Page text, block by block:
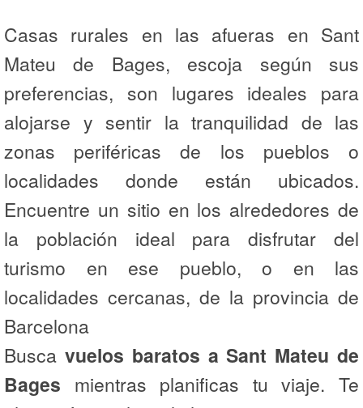
Casas rurales en las afueras en Sant
Mateu de Bages, escoja según sus
preferencias, son lugares ideales para
alojarse y sentir la tranquilidad de las
zonas periféricas de los pueblos o
localidades donde están ubicados.
Encuentre un sitio en los alrededores de
la población ideal para disfrutar del
turismo en ese pueblo, o en las
localidades cercanas, de la provincia de
Barcelona
Busca vuelos baratos a Sant Mateu de
Bages mientras planificas tu viaje. Te